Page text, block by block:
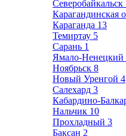
Северобайкальск
Карагандинская
Караганда 13
Темиртау 5
Сарань 1
Ямало-Ненецкий
Ноябрьск 8
Новый Уренгой 4
Салехард 3
Кабардино-
Нальчик 10
Прохладный 3
Баксан 2